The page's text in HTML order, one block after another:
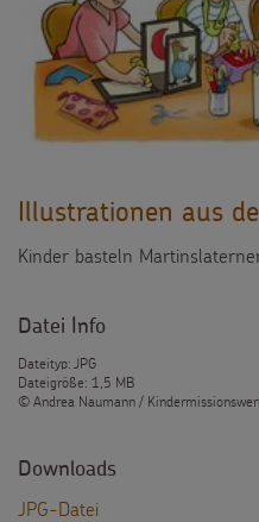
Illustrationen aus
Kinder basteln
Datei Info
Dateityp: JPG
Dateigröße: 1,5 MB
© Andrea Naumann /
Downloads
JPG-Datei